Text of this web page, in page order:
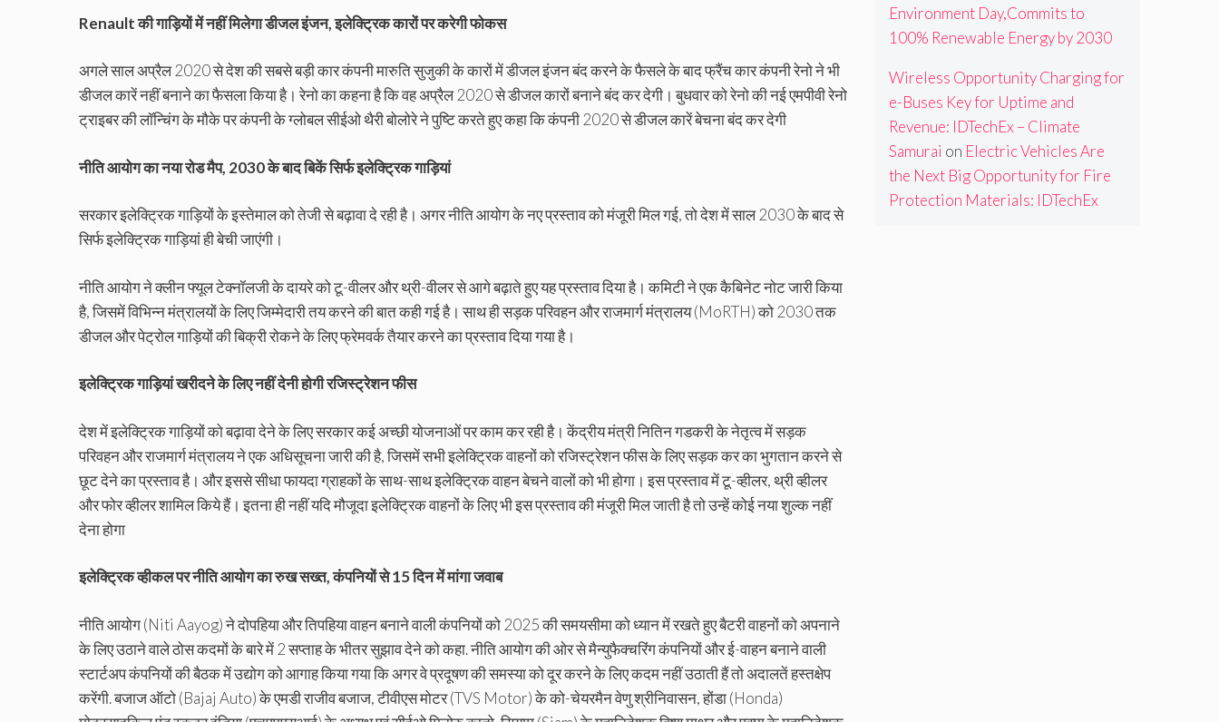
Renault की गाड़ियों में नहीं मिलेगा डीजल इंजन, इलेक्ट्रिक कारों पर करेगी फोकस
अगले साल अप्रैल 2020 से देश की सबसे बड़ी कार कंपनी मारुति सुजुकी के कारों में डीजल इंजन बंद करने के फैसले के बाद फ्रैंच कार कंपनी रेनो ने भी
डीजल कारें नहीं बनाने का फैसला किया है। रेनो का कहना है कि वह अप्रैल 2020 से डीजल कारों बनाने बंद कर देगी। बुधवार को रेनो की नई एमपीवी रेनो
ट्राइबर की लॉन्चिंग के मौके पर कंपनी के ग्लोबल सीईओ थैरी बोलोरे ने पुष्टि करते हुए कहा कि कंपनी 2020 से डीजल कारें बेचना बंद कर देगी
नीति आयोग का नया रोड मैप, 2030 के बाद बिकें सिर्फ इलेक्ट्रिक गाड़ियां
सरकार इलेक्ट्रिक गाड़ियों के इस्तेमाल को तेजी से बढ़ावा दे रही है। अगर नीति आयोग के नए प्रस्ताव को मंजूरी मिल गई, तो देश में साल 2030 के बाद से
सिर्फ इलेक्ट्रिक गाड़ियां ही बेची जाएंगी।
नीति आयोग ने क्लीन फ्यूल टेक्नॉलजी के दायरे को टू-वीलर और थ्री-वीलर से आगे बढ़ाते हुए यह प्रस्ताव दिया है। कमिटी ने एक कैबिनेट नोट जारी किया
है, जिसमें विभिन्न मंत्रालयों के लिए जिम्मेदारी तय करने की बात कही गई है। साथ ही सड़क परिवहन और राजमार्ग मंत्रालय (MoRTH) को 2030 तक
डीजल और पेट्रोल गाड़ियों की बिक्री रोकने के लिए फ्रेमवर्क तैयार करने का प्रस्ताव दिया गया है।
इलेक्ट्रिक गाड़ियां खरीदने के लिए नहीं देनी होगी रजिस्ट्रेशन फीस
देश में इलेक्ट्रिक गाड़ियों को बढ़ावा देने के लिए सरकार कई अच्छी योजनाओं पर काम कर रही है। केंद्रीय मंत्री नितिन गडकरी के नेतृत्व में सड़क
परिवहन और राजमार्ग मंत्रालय ने एक अधिसूचना जारी की है, जिसमें सभी इलेक्ट्रिक वाहनों को रजिस्ट्रेशन फीस के लिए सड़क कर का भुगतान करने से
छूट देने का प्रस्ताव है। और इससे सीधा फायदा ग्राहकों के साथ-साथ इलेक्ट्रिक वाहन बेचने वालों को भी होगा। इस प्रस्ताव में टू-व्हीलर, थ्री व्हीलर
और फोर व्हीलर शामिल किये हैं। इतना ही नहीं यदि मौजूदा इलेक्ट्रिक वाहनों के लिए भी इस प्रस्ताव की मंजूरी मिल जाती है तो उन्हें कोई नया शुल्क नहीं
देना होगा
इलेक्ट्रिक व्‍हीकल पर नीति आयोग का रुख सख्‍त, कंपनियों से 15 दिन में मांगा जवाब
नीति आयोग (Niti Aayog) ने दोपहिया और तिपहिया वाहन बनाने वाली कंपनियों को 2025 की समयसीमा को ध्यान में रखते हुए बैटरी वाहनों को अपनाने
के लिए उठाने वाले ठोस कदमों के बारे में 2 सप्ताह के भीतर सुझाव देने को कहा. नीति आयोग की ओर से मैन्‍युफैक्‍चरिंग कंपनियों और ई-वाहन बनाने वाली
स्टार्टअप कंपनियों की बैठक में उद्योग को आगाह किया गया कि अगर वे प्रदूषण की समस्या को दूर करने के लिए कदम नहीं उठाती हैं तो अदालतें हस्तक्षेप
करेंगी. बजाज ऑटो (Bajaj Auto) के एमडी राजीव बजाज, टीवीएस मोटर (TVS Motor) के को-चेयरमैन वेणु श्रीनिवासन, होंडा (Honda)
Environment Day,Commits to
100% Renewable Energy by 2030
Wireless Opportunity Charging for
e-Buses Key for Uptime and
Revenue: IDTechEx – Climate
Samurai on Electric Vehicles Are
the Next Big Opportunity for Fire
Protection Materials: IDTechEx